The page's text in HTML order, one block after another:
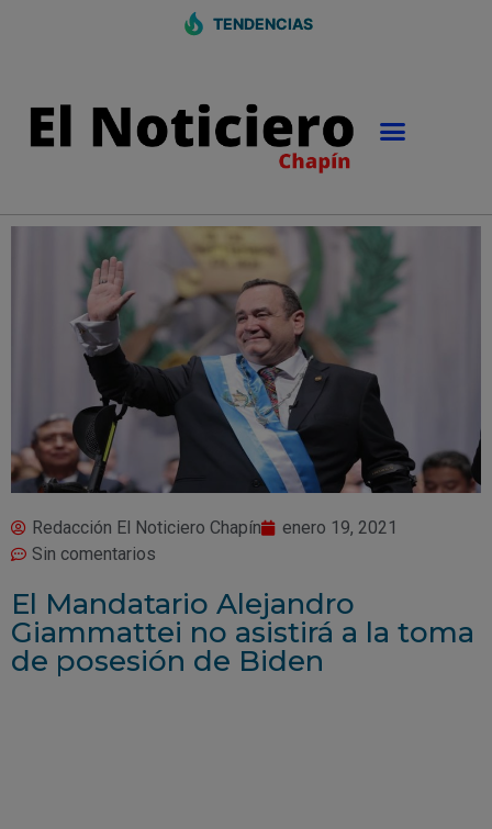
TENDENCIAS
Redacción El Noticiero Chapín
enero 19, 2021
Sin comentarios
El Mandatario Alejandro
Giammattei no asistirá a la toma
de posesión de Biden